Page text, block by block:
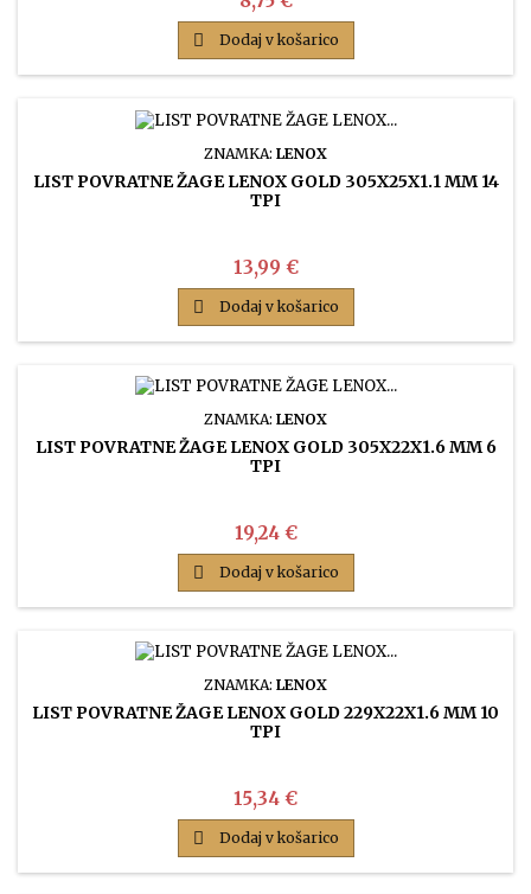
 Dodaj v košarico
ZNAMKA: LENOX
LIST POVRATNE ŽAGE LENOX GOLD 305X25X1.1 MM 14
TPI
Cena
13,99 €
 Dodaj v košarico
ZNAMKA: LENOX
LIST POVRATNE ŽAGE LENOX GOLD 305X22X1.6 MM 6
TPI
Cena
19,24 €
 Dodaj v košarico
ZNAMKA: LENOX
LIST POVRATNE ŽAGE LENOX GOLD 229X22X1.6 MM 10
TPI
Cena
15,34 €
 Dodaj v košarico